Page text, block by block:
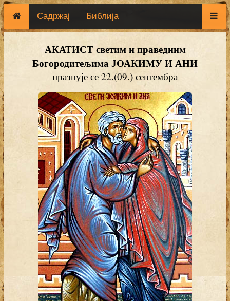
Садржај Библија
АКАТИСТ светим и праведним
Богородитељима ЈОАКИМУ И АНИ
празнује се 22.(09.) септембра